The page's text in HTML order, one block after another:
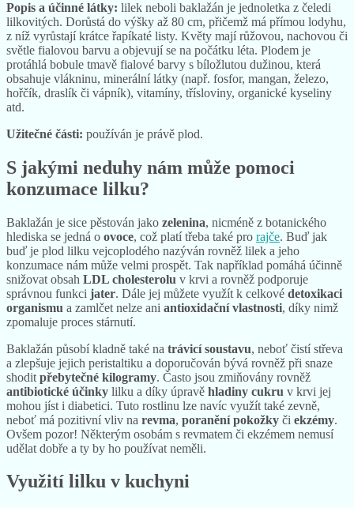
Popis a účinné látky: lilek neboli baklažán je jednoletka z čeledi
lilkovitých. Dorůstá do výšky až 80 cm, přičemž má přímou lodyhu,
z níž vyrůstají krátce řapíkaté listy. Květy mají růžovou, nachovou či
světle fialovou barvu a objevují se na počátku léta. Plodem je
protáhlá bobule tmavě fialové barvy s bíložlutou dužinou, která
obsahuje vlákninu, minerální látky (např. fosfor, mangan, železo,
hořčík, draslík či vápník), vitamíny, třísloviny, organické kyseliny
atd.
Užitečné části: používán je právě plod.
S jakými neduhy nám může pomoci
konzumace lilku?
Baklažán je sice pěstován jako zelenina, nicméně z botanického
hlediska se jedná o ovoce, což platí třeba také pro rajče. Buď jak
buď je plod lilku vejcoplodého nazýván rovněž lilek a jeho
konzumace nám může velmi prospět. Tak například pomáhá účinně
snižovat obsah LDL cholesterolu v krvi a rovněž podporuje
správnou funkci jater. Dále jej můžete využít k celkové detoxikaci
organismu a zamlčet nelze ani antioxidační vlastnosti, díky nimž
zpomaluje proces stárnutí.
Baklažán působí kladně také na trávicí soustavu, neboť čistí střeva
a zlepšuje jejich peristaltiku a doporučován bývá rovněž při snaze
shoditpřebytečné kilogramy. Často jsou zmiňovány rovněž
antibiotické účinky lilku a díky úpravě hladiny cukru v krvi jej
mohou jíst i diabetici. Tuto rostlinu lze navíc využít také zevně,
neboť má pozitivní vliv na revma, poranění pokožky či ekzémy.
Ovšem pozor! Některým osobám s revmatem či ekzémem nemusí
udělat dobře a ty by ho používat neměli.
Využití lilku v kuchyni